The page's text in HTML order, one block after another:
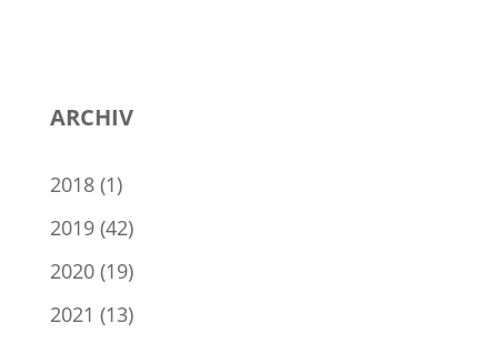
ARCHIV
2018(1)
2019(42)
2020(19)
2021 (13)